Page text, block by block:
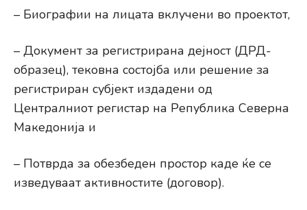
– Биографии на лицата вклучени во проектот,
– Документ за регистрирана дејност (ДРД-
образец), тековна состојба или решение за
регистриран субјект издадени од
Централниот регистар на Република Северна
Македонија и
– Потврда за обезбеден простор каде ќе се
изведуваат активностите (договор).